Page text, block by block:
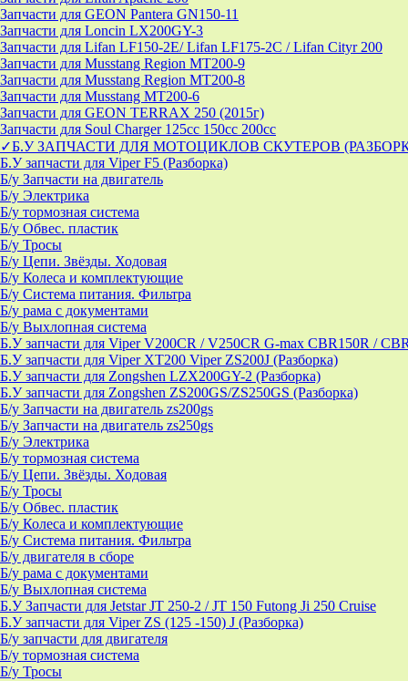
Запчасти для GEON Pantera GN150-11
Запчасти для Loncin LX200GY-3
Запчасти для Lifan LF150-2E/ Lifan LF175-2C / Lifan Cityr 200
Запчасти для Musstang Region MT200-9
Запчасти для Musstang Region MT200-8
Запчасти для Musstang MT200-6
Запчасти для GEON TERRAX 250 (2015г)
Запчасти для Soul Charger 125сс 150cc 200сс
✓Б.У ЗАПЧАСТИ ДЛЯ МОТОЦИКЛОВ СКУТЕРОВ
Б.У запчасти для Viper F5 (Разборка)
Б/у Запчасти на двигатель
Б/у Электрика
Б/у тормозная система
Б/у Обвес. пластик
Б/у Тросы
Б/у Цепи. Звёзды. Ходовая
Б/у Колеса и комплектующие
Б/у Система питания. Фильтра
Б/у рама с документами
Б/у Выхлопная система
Б.У запчасти для Viper V200CR / V250CR G-max CBR150R /
Б.У запчасти для Viper XT200 Viper ZS200J (Разборка)
Б.У запчасти для Zongshen LZX200GY-2 (Разборка)
Б.У запчасти для Zongshen ZS200GS/ZS250GS (Разборка)
Б/у Запчасти на двигатель zs200gs
Б/у Запчасти на двигатель zs250gs
Б/у Электрика
Б/у тормозная система
Б/у Цепи. Звёзды. Ходовая
Б/у Тросы
Б/у Обвес. пластик
Б/у Колеса и комплектующие
Б/у Система питания. Фильтра
Б/у двигателя в сборе
Б/у рама с документами
Б/у Выхлопная система
Б.У Запчасти для Jetstar JT 250-2 / JT 150 Futong Ji 250 Cruise
Б.У запчасти для Viper ZS (125 -150) J (Разборка)
Б/у запчасти для двигателя
Б/у тормозная система
Б/у Тросы